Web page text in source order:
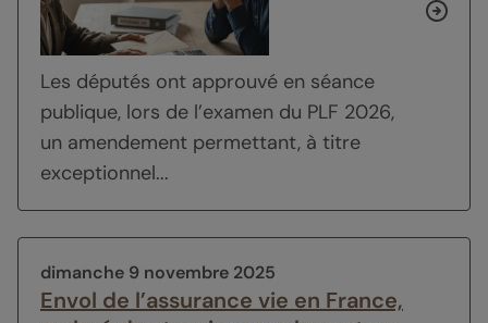
Les députés ont approuvé en séance
publique, lors de l’examen du PLF 2026,
un amendement permettant, à titre
exceptionnel...
dimanche 9 novembre 2025
Envol de l’assurance vie en France,